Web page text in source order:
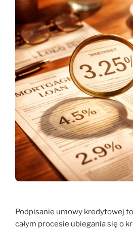
Podpisanie umowy kredytowej
całym procesie ubiegania się o